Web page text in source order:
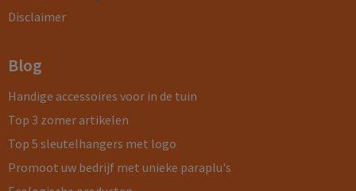
Disclaimer
Blog
Handige accessoires voor in de tuin
Top 3 zomer artikelen
Top 5 sleutelhangers met logo
Promoot uw bedrijf met unieke paraplu's